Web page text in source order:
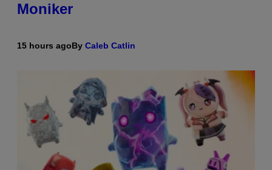
Moniker
15 hours agoBy Caleb Catlin